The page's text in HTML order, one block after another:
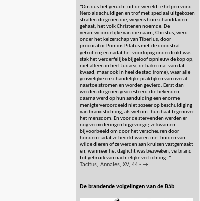
"Om dus het gerucht uit de wereld te helpen vond
Nero als schuldigen en trof met speciaal uitgekozen
straffen diegenen die, wegens hun schanddaden
gehaat, het volk Christenen noemde. De
verantwoordelijke van die naam, Christus, werd
onder het keizerschap van Tiberius, door
procurator Pontius Pilatus met de doodstraf
getroffen; en nadat het voorlopig onderdrukt was
stak het verderfelijke bijgeloof opnieuw de kop op,
niet alleen in heel Judaea, de bakermat van dat
kwaad, maar ook in heel de stad (rome), waar alle
gruwelijke en schandelijke praktijken van overal
naartoe stromen en worden gevierd. Eerst dan
werden diegenen gearresteerd die bekenden,
daarna werd op hun aanduiding een enorme
menigte veroordeeld niet zozeer op beschuldiging
van brandstichting, als wel om. hun haat tegenover
het mensdom. En voor de stervenden werden er
nog vernederingen bijgevoegd; ze kwamen
bijvoorbeeld om door het verscheuren door
honden nadat ze bedekt waren met huiden van
wilde dieren of ze werden aan kruisen vastgemaakt
en, wanneer het daglicht was bezweken, verbrand
tot gebruik van nachtelijke verlichting.."
Tacitus, Annales, XV, 44 - →
De brandende volgelingen van de Báb